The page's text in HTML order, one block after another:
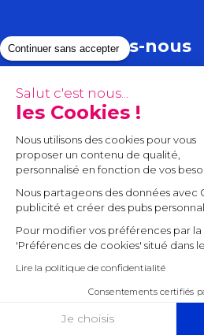
Continuer sans accepter
Salut c'est nous...
les Cookies !
Nous utilisons des cookies pour vous
proposer un contenu de qualité,
personnalisé en fonction de vos
Nous partageons des données avec
publicité et créer des pubs
Pour modifier vos préférences par la
'Préférences de cookies' situé dans
Lire la politique de confidentialité
Consentements certifiés
Je choisis
COOKIES
Qui sommes-nous
entrepreneuriale, une
situés partout en France.
monde de l’expertise
plusieurs années nous
qu’il était temps de faire
profession.
Nous avons donc imaginé
manières d’interagir avec
nouvelles manières de les
que de nouveaux outils
vie. Mais avant tout, nous
offre complète pour